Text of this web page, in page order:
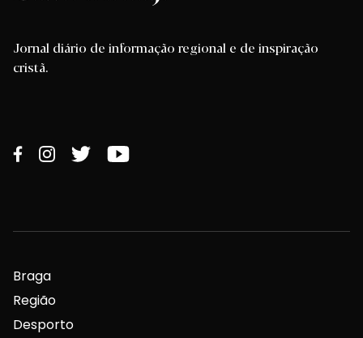
Jornal diário de informação regional e de inspiração
cristã.
Braga
Região
Desporto